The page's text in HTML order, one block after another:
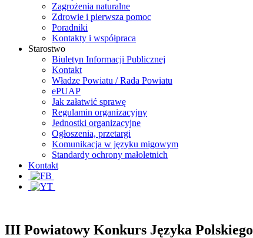
Zagrożenia naturalne
Zdrowie i pierwsza pomoc
Poradniki
Kontakty i współpraca
Starostwo
Biuletyn Informacji Publicznej
Kontakt
Władze Powiatu / Rada Powiatu
ePUAP
Jak załatwić sprawę
Regulamin organizacyjny
Jednostki organizacyjne
Ogłoszenia, przetargi
Komunikacja w języku migowym
Standardy ochrony małoletnich
Kontakt
III Powiatowy Konkurs Języka Polskiego